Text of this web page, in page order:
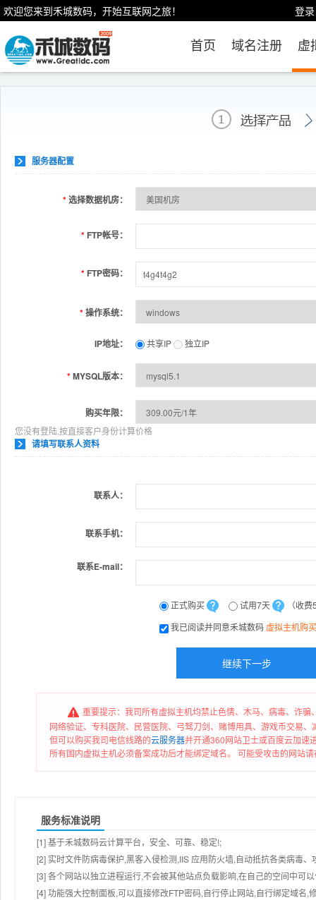
登录
欢迎您来到禾城数码，开始互联网之旅！
首页 域名注册 虚
服务器配置
*选择数据机房：
* FTP帐号：
* FTP密码：
*操作系统：
IP地址： 共享IP 独立IP
*MYSQL版本：
购买年限：
您没有登陆,按直接客户身份计算价格
请填写联系人资料
联系人：
联系手机：
联系E-mail：
正式购买 试用7天
（收
我已阅读并同意禾城数码 虚拟主机购
重要提示：我司所有虚拟主机均禁止色情、木马、病毒、诈
网络验证、专科医院、民营医院、弓驽刀剑、赌博用具、游戏币交易
但可以购买我司电信线路的云服务器并开通360网站卫士或百度云加速
所有国内虚拟主机必须备案成功后才能绑定域名。 可能受攻击的网站
服务标准说明
[1] 基于禾城数码云计算平台，安全、可靠、稳定!;
[2] 实时文件防病毒保护,黑客入侵检测,IIS 应用防火墙,自动抵抗各类病毒、
[3] 各个网站以独立进程运行,不会被其他站点负载影响,在自己的空间中可
[4] 功能强大控制面板,可以直接修改FTP密码,自行停止网站,自行绑定域名,